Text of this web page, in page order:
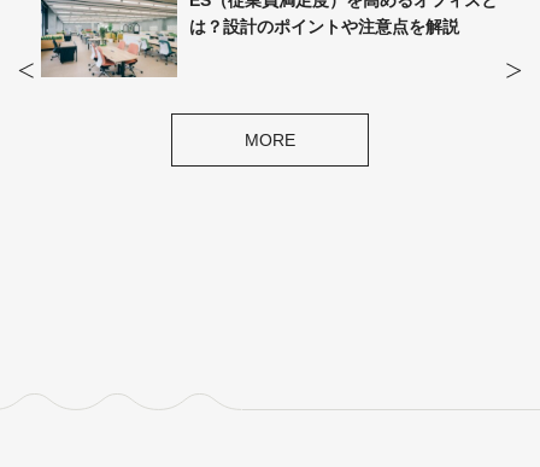
種類や解消されないリスクを解説
MORE